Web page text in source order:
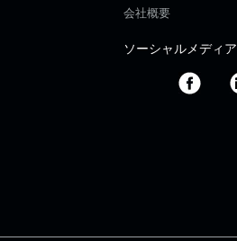
会社概要
ソーシャルメディア